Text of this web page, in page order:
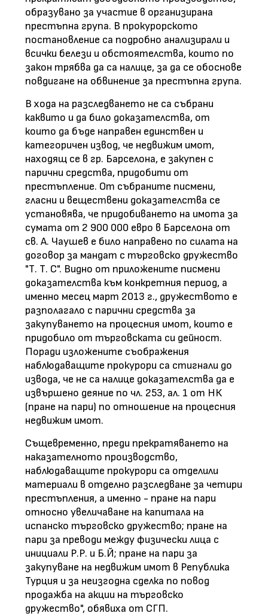
образувано за участие в организирана
престъпна група. В прокурорското
постановление са подробно анализирали и
всички белези и обстоятелства, които по
закон трябва да са налице, за да се обоснове
повдигане на обвинение за престъпна група.
В хода на разследването не са събрани
каквито и да било доказателства, от
които да бъде направен единствен и
категоричен извод, че недвижим имот,
находящ се в гр. Барселона, е закупен с
парични средства, придобити от
престъпление. От събраните писмени,
гласни и веществени доказателства се
установява, че придобиването на имота за
сумата от 2 900 000 евро в Барселона от
св. А. Чаушев е било направено по силата на
договор за мандат с търговско дружество
"Т. Т. С". Видно от приложените писмени
доказателства към конкретния период, а
именно месец март 2013 г., дружеството е
разполагало с парични средства за
закупуването на процесния имот, които е
придобило от търговската си дейност.
Поради изложените съображения
наблюдаващите прокурори са стигнали до
извода, че не са налице доказателства да е
извършено деяние по чл. 253, ал. 1 от НК
(пране на пари) по отношение на процесния
недвижим имот.
Същевременно, преди прекратяването на
наказателното производство,
наблюдаващите прокурори са отделили
материали в отделно разследване за четири
престъпления, а именно - пране на пари
относно увеличаване на капитала на
испанско търговско дружество; пране на
пари за преводи между физически лица с
инициали Р.Р. и Б.Й; пране на пари за
закупуване на недвижим имот в Република
Турция и за неизгодна сделка по повод
продажба на акции на търговско
дружество", обявиха от СГП.